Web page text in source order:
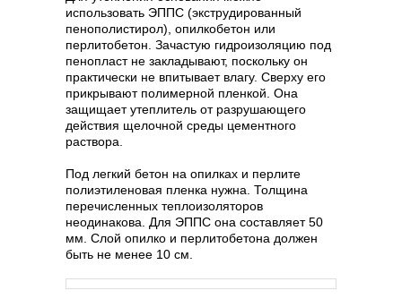
использовать ЭППС (экструдированный
пенополистирол), опилкобетон или
перлитобетон. Зачастую гидроизоляцию под
пенопласт не закладывают, поскольку он
практически не впитывает влагу. Сверху его
прикрывают полимерной пленкой. Она
защищает утеплитель от разрушающего
действия щелочной среды цементного
раствора.
Под легкий бетон на опилках и перлите
полиэтиленовая пленка нужна. Толщина
перечисленных теплоизоляторов
неодинакова. Для ЭППС она составляет 50
мм. Слой опилко и перлитобетона должен
быть не менее 10 см.